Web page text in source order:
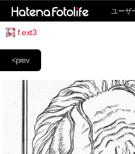
ユーザ
f.ext3
<prev